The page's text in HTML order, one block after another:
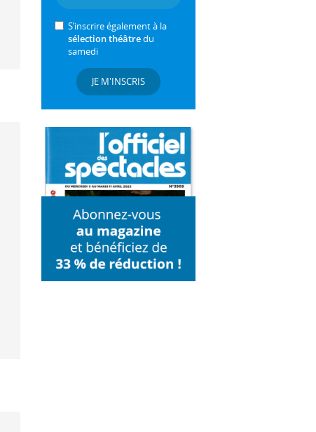
S’inscrire également à la
sélection théâtredu
samedi
JE M'INSCRIS